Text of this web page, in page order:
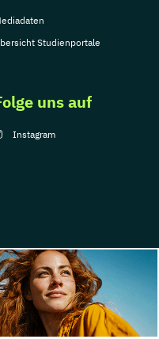
Vertragsrecht
EN)
Studienportale
uns auf
Instagram
Nutzungsbedingungen